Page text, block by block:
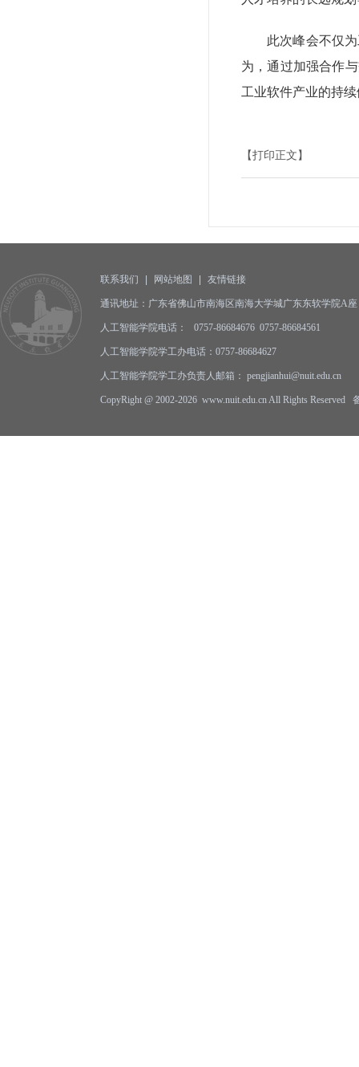
此次峰会不仅
为，通过加强合作
工业软件产业的持
【打印正文】
联系我们 网站地图 友情链接
通讯地址：广东省佛山市南海区南海大学城广东东软学院A
人工智能学院电话： 0757-86684676 0757-86684561
人工智能学院学工办电话：0757-86684627
人工智能学院学工办负责人邮箱： pengjianhui@nuit.edu.cn
CopyRight @ 2002-2026 www.nuit.edu.cn All Rights Reserved